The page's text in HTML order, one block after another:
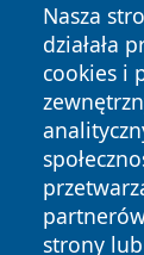
Nasza
działała
cookies i
strony
Copyright ©
zastrzeżone.
News